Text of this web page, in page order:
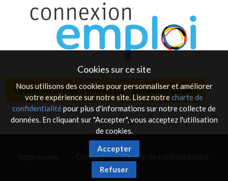
Toutes les offres d'emploi sur Connexion-Emploi
Cookies sur ce site
Nous utilisons des cookies pour personnaliser et améliorer
votre expérience sur notre site. Lisez notrecharte de
confidentialitépour plus d'informations sur notre collecte de
données. En cliquant sur "Accepter", vous acceptez l'utilisation
de cookies.
Accepter
Refuser
Contact Charte de confidentialité